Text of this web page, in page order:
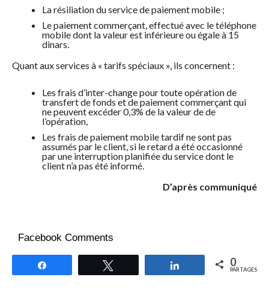
La résiliation du service de paiement mobile ;
Le paiement commerçant, effectué avec le téléphone
mobile dont la valeur est inférieure ou égale à 15
dinars.
Quant aux services à « tarifs spéciaux », ils concernent :
Les frais d’inter-change pour toute opération de
transfert de fonds et de paiement commerçant qui
ne peuvent excéder 0,3% de la valeur de de
l’opération,
Les frais de paiement mobile tardif ne sont pas
assumés par le client, si le retard a été occasionné
par une interruption planifiée du service dont le
client n’a pas été informé.
D’après communiqué
Facebook Comments
Partagez 0
PARTAGES